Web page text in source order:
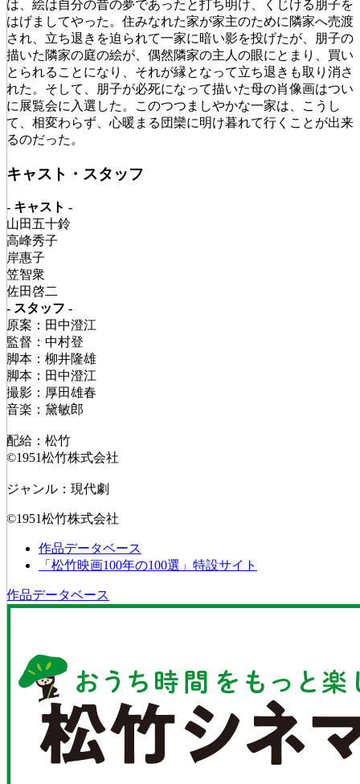
は、絵は自分の昔の夢であったと打ち明け、くじける朋子を
はげましてやった。住みなれた家が家主のために隣家へ売渡
され、立ち退きを迫られて一家に暗い影を投げたが、朋子の
描いた隣家の庭の絵が、偶然隣家の主人の眼にとまり、買い
とられることになり、それが縁となって立ち退きも取り消さ
れた。そして、朋子が必死になって描いた母の肖像画はつい
に展覧会に入選した。このつつましやかな一家は、こうし
て、相変わらず、心暖まる団欒に明け暮れて行くことが出来
るのだった。
キャスト・スタッフ
- キャスト -
山田五十鈴
高峰秀子
岸惠子
笠智衆
佐田啓二
- スタッフ -
原案：田中澄江
監督：中村登
脚本：柳井隆雄
脚本：田中澄江
撮影：厚田雄春
音楽：黛敏郎
配給：松竹
©1951松竹株式会社
ジャンル：現代劇
©1951松竹株式会社
作品データベース
「松竹映画100年の100選」特設サイト
作品データベース